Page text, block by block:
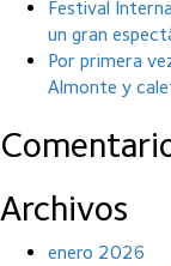
Festival
un gran
Por primera
Almonte y
Archivos
enero 2026